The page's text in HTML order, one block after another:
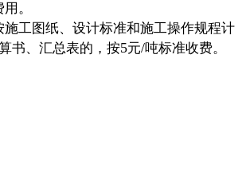
。
工图纸、设计标准和施工操作规程计
书、汇总表的，按5元/吨标准收费。